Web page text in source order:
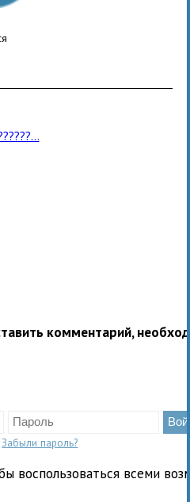
комментарий,
Забыли пароль?
воспользоваться всеми